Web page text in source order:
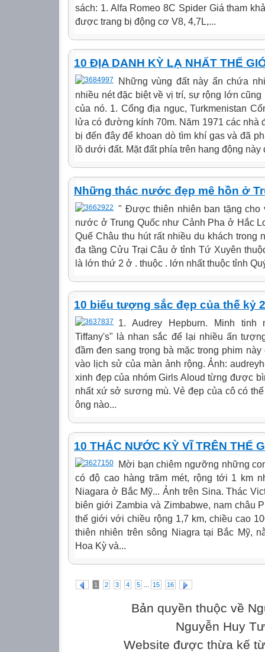
sách: 1. Alfa Romeo 8C Spider Giá tham
được trang bị động cơ V8, 4,7L,...
10 ĐỊA DANH KỲ LẠ NHẤT THẾ
Những vùng đất này ẩn chứa
nhiều nét đặc biệt về vị trí, sự rộng lớn
của nó. 1. Cổng địa ngục, Turkmenistan
lửa có đường kính 70m. Năm 1971 các nhà
bị đến đây để khoan dò tìm khí gas và đã
lồ dưới đất. Mặt đất phía trên hang động này
Những thác nước đẹp mê hồn ở
" Được thiên nhiên ban tặng cho
nước ở Trung Quốc như Cảnh Pha ở Hắc
Quế Châu thu hút rất nhiều du khách
đa tầng Cửu Trại Câu ở tỉnh Tứ Xuyên
là lớn thứ 2 ở . thuộc . lớn nhất thuộc tỉnh
10 biểu tượng sắc đẹp của thế kỷ
1. Audrey Hepburn. Minh tinh
Tiffany's" là nhan sắc để lại nhiều ấn
đầm đen sang trọng bà mặc trong phim
vào lịch sử của màn ảnh rộng. Ảnh:
xinh đẹp của nhóm Girls Aloud từng được
nhất xứ sở sương mù. Vẻ đẹp của cô có
ông nào...
10 THÁC NƯỚC KỲ VĨ TRÊN THẾ
Mời bạn chiêm ngưỡng những
có độ cao hàng trăm mét, rộng tới 1 km
Niagara ở Bắc Mỹ... Ảnh trên Sina. Thác
biên giới Zambia và Zimbabwe, nam châu
thế giới với chiều rộng 1,7 km, chiều cao
thiên nhiên trên sông Niagra tại Bắc Mỹ,
Hoa Kỳ và...
1 2 3 4 5 ... 15 16
Bản quyền thuộc về
Nguyễn Huy
Website được thừa kế